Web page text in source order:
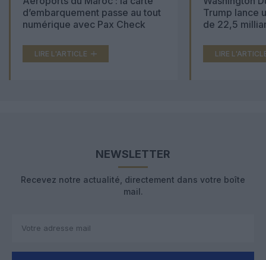
d’embarquement passe au tout
numérique avec Pax Check
LIRE L'ARTICLE
Trump lance
de 22,5
LIRE
NEWSLETTER
Recevez notre actualité, directement dans votre boîte
mail.